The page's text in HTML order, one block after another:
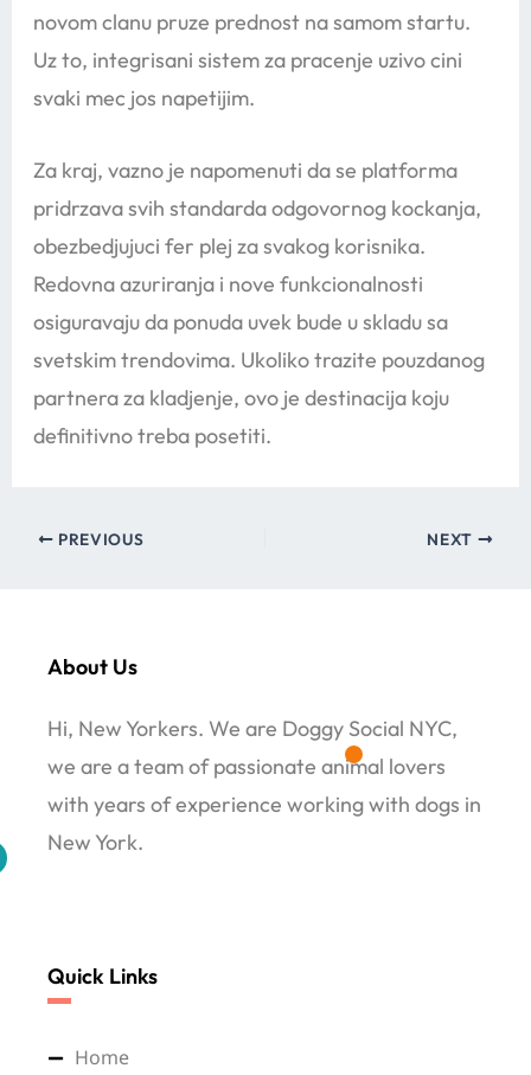
novom clanu pruze prednost na samom startu.
Uz to, integrisani sistem za pracenje uzivo cini
svaki mec jos napetijim.
Za kraj, vazno je napomenuti da se platforma
pridrzava svih standarda odgovornog kockanja,
obezbedjujuci fer plej za svakog korisnika.
Redovna azuriranja i nove funkcionalnosti
osiguravaju da ponuda uvek bude u skladu sa
svetskim trendovima. Ukoliko trazite pouzdanog
partnera za kladjenje, ovo je destinacija koju
definitivno treba posetiti.
PREVIOUS NEXT
About Us
Hi, New Yorkers. We are Doggy Social NYC,
we are a team of passionate animal lovers
with years of experience working with dogs in
New York.
Quick Links
Home